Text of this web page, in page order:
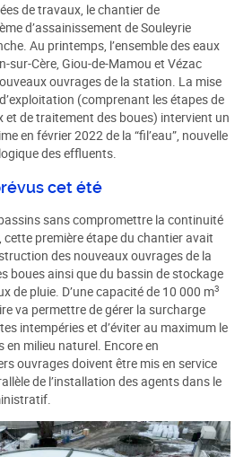
de travaux, le chantier de
d’assainissement de Souleyrie
Au printemps, l’ensemble des eaux
sur-Cère, Giou-de-Mamou et Vézac
ouvrages de la station. La mise
(comprenant les étapes de
et de traitement des boues) intervient un
en février 2022 de la “fil’eau”, nouvelle
des effluents.
cet été
sans compromettre la continuité
première étape du chantier avait
des nouveaux ouvrages de la
boues ainsi que du bassin de stockage
de pluie. D’une capacité de 10 000 m3
va permettre de gérer la surcharge
intempéries et d’éviter au maximum le
en milieu naturel. Encore en
ouvrages doivent être mis en service
de l’installation des agents dans le